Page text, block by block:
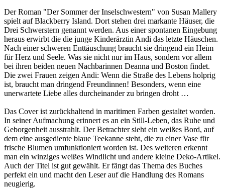
Der Roman "Der Sommer der Inselschwestern" von Susan Mallery
spielt auf Blackberry Island. Dort stehen drei markante Häuser, die
Drei Schwerstern genannt werden. Aus einer spontanen Eingebung
heraus erwirbt die die junge Kinderärztin Andi das letzte Häuschen.
Nach einer schweren Enttäuschung braucht sie dringend ein Heim
für Herz und Seele. Was sie nicht nur im Haus, sondern vor allem
bei ihren beiden neuen Nachbarinnen Deanna und Boston findet.
Die zwei Frauen zeigen Andi: Wenn die Straße des Lebens holprig
ist, braucht man dringend Freundinnen! Besonders, wenn eine
unerwartete Liebe alles durcheinander zu bringen droht …
Das Cover ist zurückhaltend in maritimen Farben gestaltet worden.
In seiner Aufmachung erinnert es an ein Still-Leben, das Ruhe und
Geborgenheit ausstrahlt. Der Betrachter sieht ein weißes Bord, auf
dem eine ausgediente blaue Teekanne steht, die zu einer Vase für
frische Blumen umfunktioniert worden ist. Des weiteren erkennt
man ein winziges weißes Windlicht und andere kleine Deko-Artikel.
Auch der Titel ist gut gewählt. Er fängt das Thema des Buches
perfekt ein und macht den Leser auf die Handlung des Romans
neugierig.